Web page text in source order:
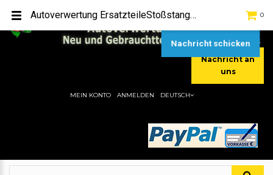
[+49] (0) 2232-5205
[+49] (0) 177 / 4080033
Nachricht an
uns
0
MEIN KONTO ANMELDEN DEUTSCH
Autoverwertung ErsatzteileStoßstange vorne Ford Fiesta 6 VIHier gibt es viele Autoersatzteile, günstigen Preise, gute Qualität
Nachricht schicken